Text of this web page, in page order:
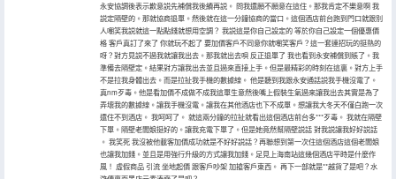
永安協調後表示歉意説先補償我後續再説。 問我還願不願意在這住。那我肯定不樂意啊 我
説定隔壁的。那就協商退單。然後就在這一分鐘協商的當口。這個酒店前台跑到門口就跟別
人嘲笑我説就這一點點錢就想用空調？ 我説這是你自己設定的 等於你自己設定一個優惠價
格 客戶真訂了來了 你就玩不起了 要加價客戶不同意你就嘲笑客戶？這一套連招玩的挺熟的
呀？對方見説不過我就讓我出去。那我就出去唄 反正退單了 我也看到永安補償到賬了。我
準備去隔壁定。結果對方讓我出去並且過來直接上手。但是最精彩的時刻在這裏。對方上手
不是拉我身體出去。而是拉扯我手機的數據線。 他是聽到我跟永安通話説我手機沒電了。
真nm歹毒。他是看加價不成做不成我這單生意然後嘴上假裝生氣過來讓我出去其實是為了
弄壞我的數據線。讓我手機沒電。讓我在其他酒店也下不成單。想讓我大冬天不僅白跑一次
還住不到酒店。 我呵呵了。 就這兩分鐘的拉扯就看出這個酒店前台多***歹毒。 我就在隔壁
下單。隔壁老闆娘挺好的。讓我充電下單了。但是她竟然幫隔壁説話 對我説讓我好好説話
。 我笑死 我沒被他載客加價成功就是不好好説話？再聯想到第一次住這個酒店這個老闆娘
也讓我加錢。並且是用強行升級的方式讓我加錢。足見上海南站這幾個酒店平時是什麼作
風！ 虛假商品 引流 坐地起價 跟客戶吵架 加搶客戶東西。 再下一部就是**越貨了是吧？水